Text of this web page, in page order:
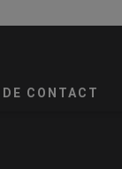
CONTACT